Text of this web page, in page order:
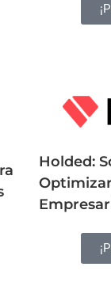
Holded: